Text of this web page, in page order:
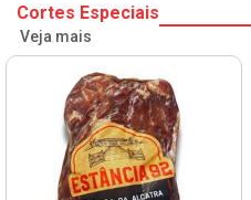
Cortes Especiais
Veja mais